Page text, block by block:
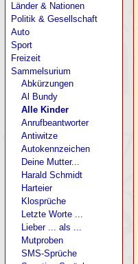
Länder & Nationen
Politik & Gesellschaft
Auto
Sport
Freizeit
Sammelsurium
Abkürzungen
Al Bundy
Alle Kinder
Anrufbeantworter
Antiwitze
Autokennzeichen
Deine Mutter...
Harald Schmidt
Harteier
Klosprüche
Letzte Worte ...
Lieber ... als ...
Mutproben
SMS-Sprüche